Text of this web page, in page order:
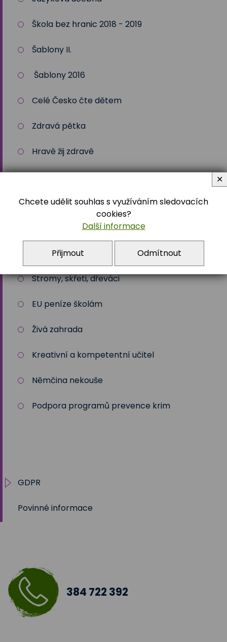
Škola bez hranic 2018 - 2019
Šablony II.
Šablony 2016
Celé Česko čte dětem
Zdravá pětka
Hravě žij zdravě
ZŠ Třeboň, Na Sadech jede do E
Tvořivá dílna žáků ZŠ Třeboň
Zdravé město Třeboň a ZŠ
Stromy, skřeti, dřeváci
EU peníze školám
Živá zahrada
Kreativní a kompetentní učitel
Němčina nekouše
Podpora programů prevence krim
GDPR
Práva subjektu
Povinné informace
384 722 392
Chcete udělit souhlas s využíváním sledovacích
cookies?
Další informace
Přijmout Odmítnout
✕